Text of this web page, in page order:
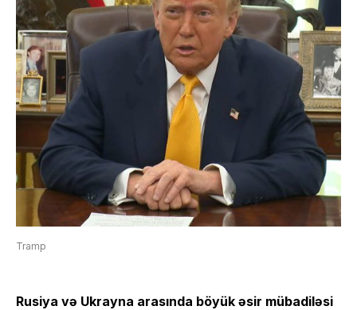
Tramp
Rusiya və Ukrayna arasında böyük əsir mübadiləsi